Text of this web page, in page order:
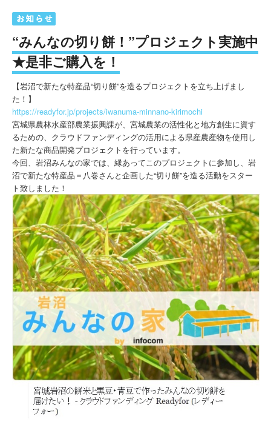
“みんなの切り餅！”プロジェクト実施中
★是非ご購入を！
【岩沼で新たな特産品“切り餅”を造るプロジェクトを立ち上げまし
た！】
https://readyfor.jp/projects/iwanuma-minnano-kirimochi
宮城県農林水産部農業振興課が、宮城農業の活性化と地方創生に資す
るための、クラウドファンディングの活用による県産農産物を使用し
た新たな商品開発プロジェクトを行っています。
今回、岩沼みんなの家では、縁あってこのプロジェクトに参加し、岩
沼で新たな特産品＝八巻さんと企画した“切り餅”を造る活動をスター
ト致しました！